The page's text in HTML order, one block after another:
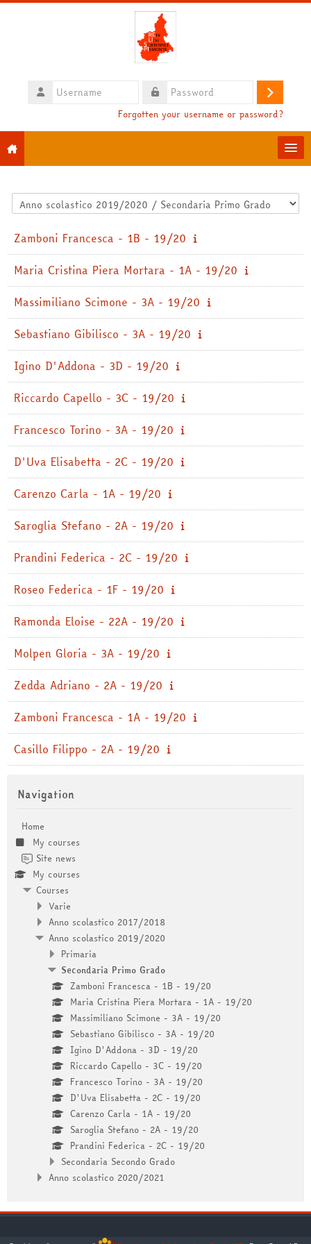
Username
Log
Forgotten your username or password?
English ‎(en)‎
courses
Course categories
Zamboni Francesca - 1B - 19/20
Maria Cristina Piera Mortara - 1A - 19/20
Massimiliano Scimone - 3A - 19/20
Sebastiano Gibilisco - 3A - 19/20
Igino D'Addona - 3D - 19/20
Riccardo Capello - 3C - 19/20
Francesco Torino - 3A - 19/20
D'Uva Elisabetta - 2C - 19/20
Carenzo Carla - 1A - 19/20
Saroglia Stefano - 2A - 19/20
Prandini Federica - 2C - 19/20
Roseo Federica - 1F - 19/20
Ramonda Eloise - 22A - 19/20
Molpen Gloria - 3A - 19/20
Zedda Adriano - 2A - 19/20
Zamboni Francesca - 1A - 19/20
Casillo Filippo - 2A - 19/20
Navigation
Home
My courses
Site news
My courses
Courses
Varie
Anno scolastico 2017/2018
Anno scolastico 2019/2020
Primaria
Secondaria Primo Grado
Zamboni Francesca - 1B - 19/20
Maria Cristina Piera Mortara - 1A - 19/20
Massimiliano Scimone - 3A - 19/20
Sebastiano Gibilisco - 3A - 19/20
Igino D'Addona - 3D - 19/20
Riccardo Capello - 3C - 19/20
Francesco Torino - 3A - 19/20
D'Uva Elisabetta - 2C - 19/20
Carenzo Carla - 1A - 19/20
Saroglia Stefano - 2A - 19/20
Prandini Federica - 2C - 19/20
Secondaria Secondo Grado
Anno scolastico 2020/2021